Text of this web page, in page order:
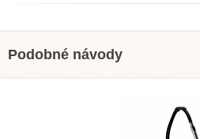
Podobné návody